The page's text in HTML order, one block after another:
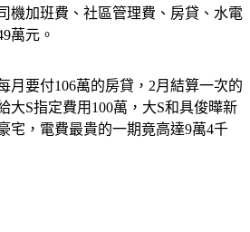
萬元。
大S指定費用100萬，大S和具俊曄新
宅，電費最貴的一期竟高達9萬4千